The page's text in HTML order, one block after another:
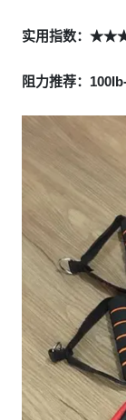
实用指数：
阻力推荐：